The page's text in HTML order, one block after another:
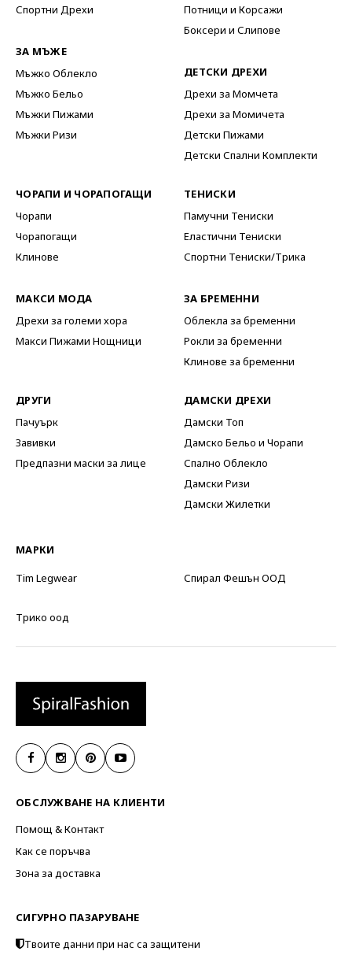
Спортни Дрехи
ЗА МЪЖЕ
Мъжко Облекло
Мъжко Бельо
Мъжки Пижами
Мъжки Ризи
Потници и Корсажи
Боксери и Слипове
ДЕТСКИ ДРЕХИ
Дрехи за Момчета
Дрехи за Момичета
Детски Пижами
Детски Спални Комплекти
ЧОРАПИ И ЧОРАПОГАЩИ
Чорапи
Чорапогащи
Клинове
МАКСИ МОДА
Дрехи за големи хора
Макси Пижами Нощници
ТЕНИСКИ
Памучни Тениски
Еластични Тениски
Спортни Тениски/Трика
ЗА БРЕМЕННИ
Облекла за бременни
Рокли за бременни
Клинове за бременни
ДРУГИ
Пачуърк
Завивки
Предпазни маски за лице
ДАМСКИ ДРЕХИ
Дамски Топ
Дамско Бельо и Чорапи
Спално Облекло
Дамски Ризи
Дамски Жилетки
МАРКИ
Tim Legwear
Спирал Фешън ООД
Трико оод
ОБСЛУЖВАНЕ НА КЛИЕНТИ
Помощ & Контакт
Как се поръчва
Зона за доставка
СИГУРНО ПАЗАРУВАНЕ
Твоите данни при нас са защитени